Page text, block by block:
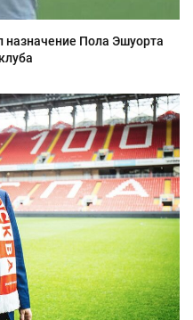
назначение Пола Эшуорта